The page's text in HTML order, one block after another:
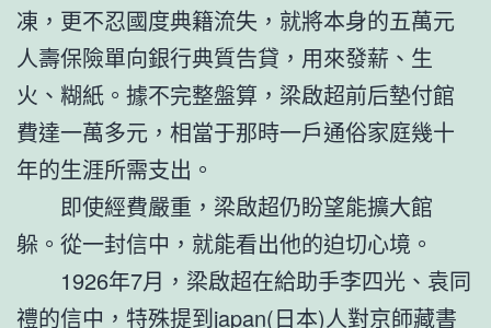
凍，更不忍國度典籍流失，就將本身的五萬元
人壽保險單向銀行典質告貸，用來發薪、生
火、糊紙。據不完整盤算，梁啟超前后墊付館
費達一萬多元，相當于那時一戶通俗家庭幾十
年的生涯所需支出。
即使經費嚴重，梁啟超仍盼望能擴大館
躲。從一封信中，就能看出他的迫切心境。
1926年7月，梁啟超在給助手李四光、袁同
禮的信中，特殊提到japan(日本)人對京師藏書